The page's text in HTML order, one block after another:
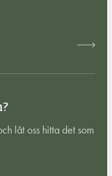
låt oss hitta det som